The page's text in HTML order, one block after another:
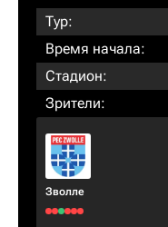
Тур:
Время начала:
Стадион:
Зрители:
Зволле